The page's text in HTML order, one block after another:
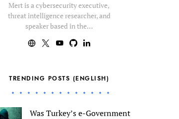
Mert is a cybersecurity executive,
threat intelligence researcher, and
speaker based in the…
TRENDING POSTS (ENGLISH)
Was Turkey’s e-Government